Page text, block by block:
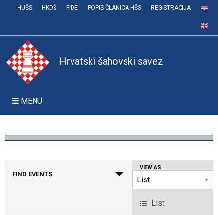
HUŠS HKDŠ FIDE POPIS ČLANICA HŠS REGISTRACIJA
Hrvatski šahovski savez
MENU
FIND EVENTS
Event
Views
Navigation
VIEW AS
List